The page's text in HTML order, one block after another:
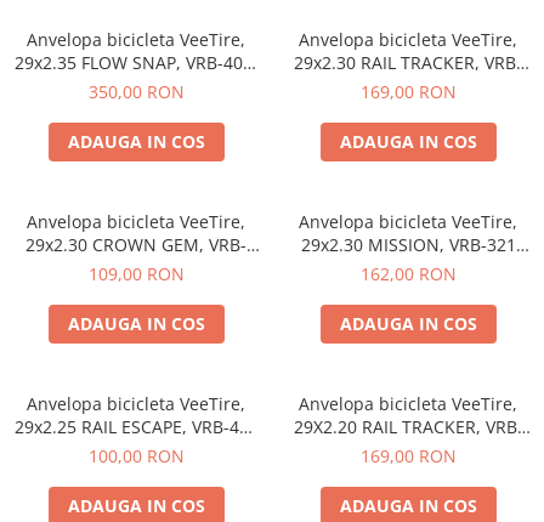
cu-camera
cauciucuri-bicicleta
Camere bicicleta
Cauciuc tubeless cu GEL antipană
Trotinete electrice
Biciclete Electrice
Anvelope moto
Camere moto
Anvelope ATV
Anvelope și Camere Utilaje
https://www.doctortrotineta.ro/plata-
forceOriginalForEdit=1&preview=00681
Anvelopa bicicleta VeeTire,
29x2.35 FLOW SNAP, VRB-403,
72TPI, TC FOLDABLE TLR, E-
350,00 RON
ADAUGA IN COS
Anvelopa bicicleta VeeTire,
29x2.30 RAIL TRACKER, VRB-
391 BKS 90TPI, MPC FOLDABLE
Thailanda
169,00 RON
ADAUGA IN COS
Anvelopa bicicleta VeeTire,
29x2.30 CROWN GEM, VRB-
378 BKS 27TPI, MPC WIRE
Thailanda
109,00 RON
ADAUGA IN COS
Anvelopa bicicleta VeeTire,
29x2.30 MISSION, VRB-321
BKS 90TPI, MPC FOLDABLE
Thailanda
162,00 RON
ADAUGA IN COS
Anvelopa bicicleta VeeTire,
29x2.25 RAIL ESCAPE, VRB-405
BKS 27TPI, MPC WIRE BEAD, E-
100,00 RON
ADAUGA IN COS
Anvelopa bicicleta VeeTire,
29X2.20 RAIL TRACKER, VRB-
391 SBK 120TPI, MPC
in Thailanda
169,00 RON
ADAUGA IN COS